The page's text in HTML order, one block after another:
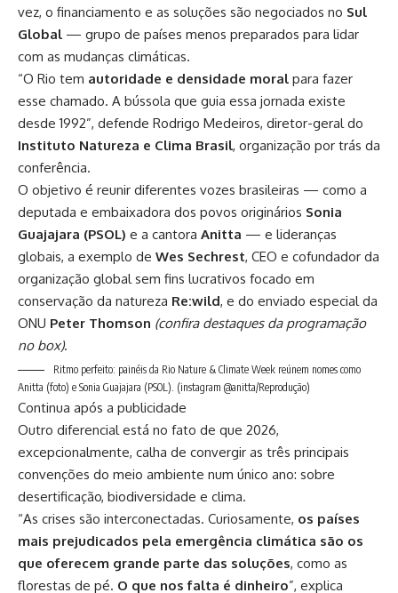
vez, o financiamento e as soluções são negociados no Sul
Global — grupo de países menos preparados para lidar
com as mudanças climáticas.
“O Rio tem autoridade e densidade moral para fazer
esse chamado. A bússola que guia essa jornada existe
desde 1992”, defende Rodrigo Medeiros, diretor-geral do
Instituto Natureza e Clima Brasil, organização por trás da
conferência.
O objetivo é reunir diferentes vozes brasileiras — como a
deputada e embaixadora dos povos originários Sonia
Guajajara (PSOL) e a cantora Anitta — e lideranças
globais, a exemplo de Wes Sechrest, CEO e cofundador da
organização global sem fins lucrativos focado em
conservação da natureza Re:wild, e do enviado especial da
ONU Peter Thomson (confira destaques da programação
no box).
Ritmo perfeito: painéis da Rio Nature & Climate Week reúnem nomes como
Anitta (foto) e Sonia Guajajara (PSOL). (instagram @anitta/Reprodução)
Continua após a publicidade
Outro diferencial está no fato de que 2026,
excepcionalmente, calha de convergir as três principais
convenções do meio ambiente num único ano: sobre
desertificação, biodiversidade e clima.
“As crises são interconectadas. Curiosamente, os países
mais prejudicados pela emergência climática são os
que oferecem grande parte das soluções, como as
florestas de pé. O que nos falta é dinheiro”, explica